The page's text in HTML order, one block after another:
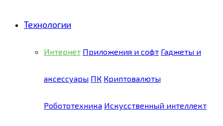
Технологии
Интернет Приложения и софт Гаджеты и
аксессуары ПК Криптовалюты
Робототехника Искусственный интеллект